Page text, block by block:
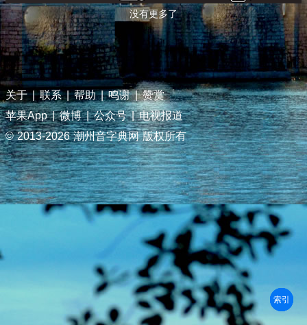
没有更多了
关于 | 联系 | 帮助 | 鸣谢 | 赞赏
苹果App | 微博 | 公众号 | 电视报道
© 2013-2026 潮州音字典网 版权所有
部首
笔划
拼音
潮拼